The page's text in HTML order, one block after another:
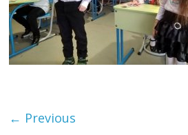
← Previous